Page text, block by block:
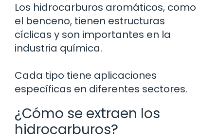
Los hidrocarburos aromáticos, como
el benceno, tienen estructuras
cíclicas y son importantes en la
industria química.
Cada tipo tiene aplicaciones
específicas en diferentes sectores.
¿Cómo se extraen los
hidrocarburos?